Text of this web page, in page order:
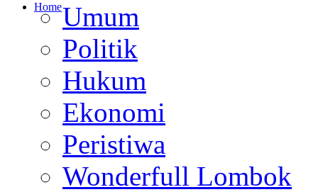
HomeUmum
Politik
Hukum
Ekonomi
Peristiwa
Wonderfull Lombok